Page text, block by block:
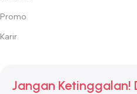
Promo
Karir
Jangan